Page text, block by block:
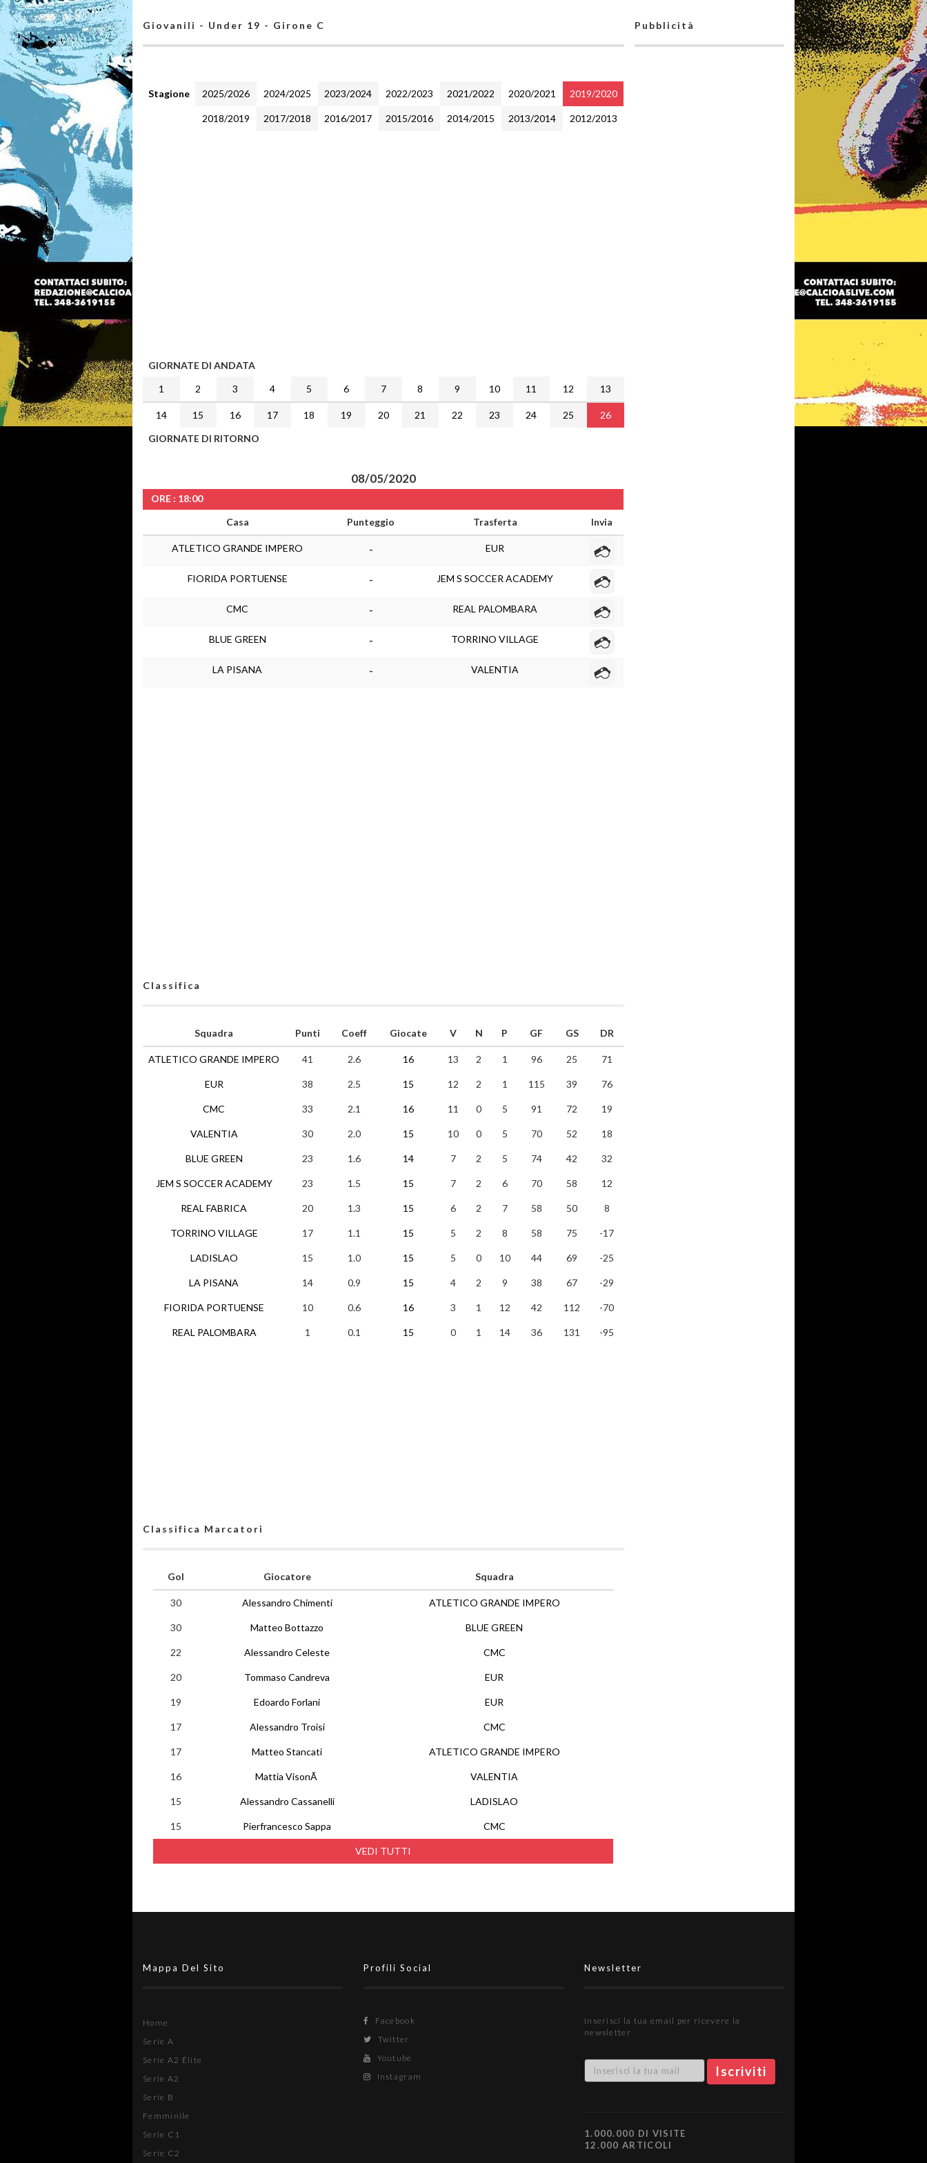
Giovanili - Under 19 - Girone C
Stagione 2025/2026 2024/2025 2023/2024 2022/2023 2021/2022 2020/2021 2019/2020
2018/2019 2017/2018 2016/2017 2015/2016 2014/2015 2013/2014 2012/2013
GIORNATE DI ANDATA
1
2 3 4 5 6 7 8 9 10 11 12 13
14 15 16 17 18 19 20 21 22 23 24 25
26
GIORNATE DI RITORNO
08/05/2020
ORE : 18:00
Casa
Punteggio Trasferta Invia
ATLETICO GRANDE IMPERO - EUR
FIORIDA PORTUENSE - JEM S SOCCER ACADEMY
CMC - REAL PALOMBARA
BLUE GREEN - TORRINO VILLAGE
LA PISANA - VALENTIA
Classifica
Squadra
ATLETICO GRANDE IMPERO
EUR
CMC
VALENTIA
BLUE GREEN
JEM S SOCCER ACADEMY
REAL FABRICA
TORRINO VILLAGE
LADISLAO
LA PISANA
FIORIDA PORTUENSE
REAL PALOMBARA
Punti Coeff Giocate V N P GF GS DR
41 2.6 16 13 2 1 96 25 71
38 2.5 15 12 2 1 115 39 76
33 2.1 16 11 0 5 91 72 19
30 2.0 15 10 0 5 70 52 18
23 1.6 14 7 2 5 74 42 32
23 1.5 15 7 2 6 70 58 12
20 1.3 15 6 2 7 58 50 8
17 1.1 15 5 2 8 58 75 -17
15 1.0 15 5 0 10 44 69 -25
14 0.9 15 4 2 9 38 67 -29
10 0.6 16 3 1 12 42 112 -70
1 0.1 15 0 1 14 36 131 -95
Classifica Marcatori
Gol Giocatore Squadra
VEDI TUTTI
30 Alessandro Chimenti ATLETICO GRANDE IMPERO
30 Matteo Bottazzo BLUE GREEN
22 Alessandro Celeste CMC
20 Tommaso Candreva EUR
19 Edoardo Forlani EUR
17 Alessandro Troisi CMC
17 Matteo Stancati ATLETICO GRANDE IMPERO
16 Mattia VisonÃ VALENTIA
15 Alessandro Cassanelli LADISLAO
15 Pierfrancesco Sappa CMC
Pubblicità
Mappa Del Sito
Home
Serie A
Serie A2 Élite
Serie A2
Serie B
Femminile
Serie C1
Serie C2
Profili Social
Facebook
Twitter
Youtube
Instagram
Newsletter
Inserisci la tua email per ricevere la
newsletter
1.000.000 DI VISITE
12.000 ARTICOLI